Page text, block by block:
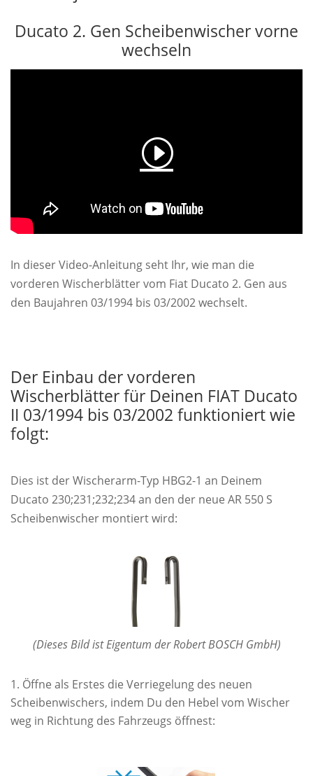
Ducato 2. Gen Scheibenwischer vorne
wechseln
In dieser Video-Anleitung seht Ihr, wie man die
vorderen Wischerblätter vom Fiat Ducato 2. Gen aus
den Baujahren 03/1994 bis 03/2002 wechselt.
Der Einbau der vorderen
Wischerblätter für Deinen FIAT Ducato
II 03/1994 bis 03/2002 funktioniert wie
folgt:
Dies ist der Wischerarm-Typ HBG2-1 an Deinem
Ducato 230;231;232;234 an den der neue AR 550 S
Scheibenwischer montiert wird:
(Dieses Bild ist Eigentum der Robert BOSCH GmbH)
Öffne als Erstes die Verriegelung des neuen
Scheibenwischers, indem Du den Hebel vom Wischer
weg in Richtung des Fahrzeugs öffnest: